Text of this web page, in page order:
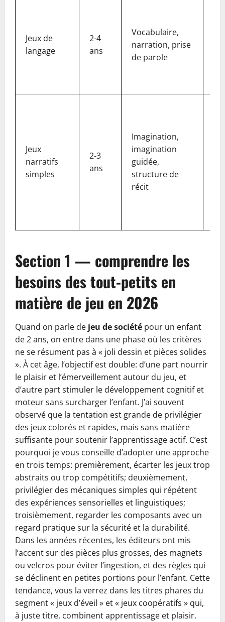
Jeux de
langage
2-4
ans
Vocabulaire,
narration, prise
de parole
Jeux
narratifs
simples
2-3
ans
Imagination,
imagination
guidée,
structure de
récit
Section 1 — comprendre les
besoins des tout-petits en
matière de jeu en 2026
Quand on parle de jeu de société pour un enfant
de 2 ans, on entre dans une phase où les critères
ne se résument pas à « joli dessin et pièces solides
». À cet âge, l’objectif est double: d’une part nourrir
le plaisir et l’émerveillement autour du jeu, et
d’autre part stimuler le développement cognitif et
moteur sans surcharger l’enfant. J’ai souvent
observé que la tentation est grande de privilégier
des jeux colorés et rapides, mais sans matière
suffisante pour soutenir l’apprentissage actif. C’est
pourquoi je vous conseille d’adopter une approche
en trois temps: premièrement, écarter les jeux trop
abstraits ou trop compétitifs; deuxièmement,
privilégier des mécaniques simples qui répétent
des expériences sensorielles et linguistiques;
troisièmement, regarder les composants avec un
regard pratique sur la sécurité et la durabilité.
Dans les années récentes, les éditeurs ont mis
l’accent sur des pièces plus grosses, des magnets
ou velcros pour éviter l’ingestion, et des règles qui
se déclinent en petites portions pour l’enfant. Cette
tendance, vous la verrez dans les titres phares du
segment « jeux d’éveil » et « jeux coopératifs » qui,
à juste titre, combinent apprentissage et plaisir.